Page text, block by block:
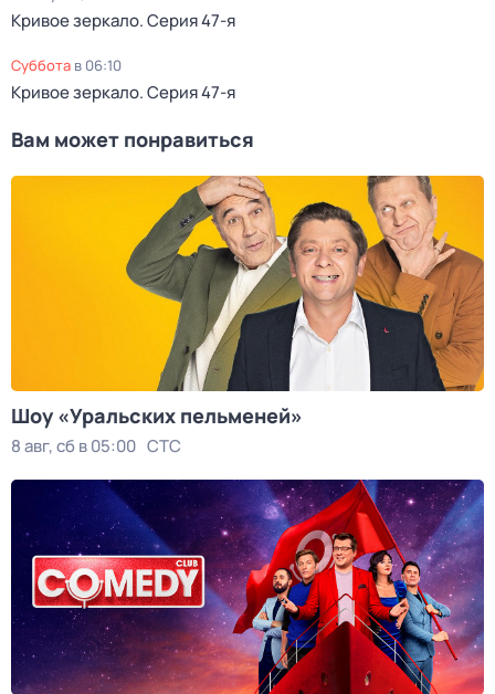
Кривое зеркало. Серия 47-я
суббота в 06:10
Кривое зеркало. Серия 47-я
Вам может понравиться
Шоy «Уральских пeльменей»
8 авг, сб в 05:00 СТС